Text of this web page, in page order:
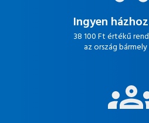
Ingyen
38 100 Ft értékű
az ország